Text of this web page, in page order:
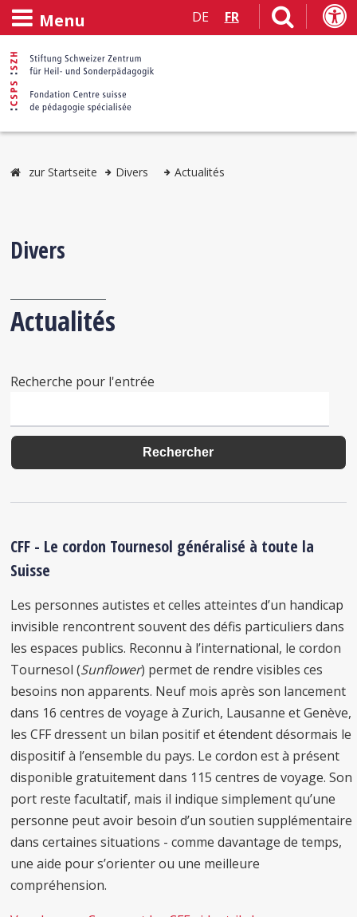
Menu DE FR
zur Startseite Divers Actualités
Divers
Actualités
Recherche pour l'entrée
CFF - Le cordon Tournesol généralisé à toute la
Suisse
Les personnes autistes et celles atteintes d’un handicap
invisible rencontrent souvent des défis particuliers dans
les espaces publics. Reconnu à l’international, le cordon
Tournesol (Sunflower) permet de rendre visibles ces
besoins non apparents. Neuf mois après son lancement
dans 16 centres de voyage à Zurich, Lausanne et Genève,
les CFF dressent un bilan positif et étendent désormais le
dispositif à l’ensemble du pays. Le cordon est à présent
disponible gratuitement dans 115 centres de voyage. Son
port reste facultatif, mais il indique simplement qu’une
personne peut avoir besoin d’un soutien supplémentaire
dans certaines situations - comme davantage de temps,
une aide pour s’orienter ou une meilleure
compréhension.